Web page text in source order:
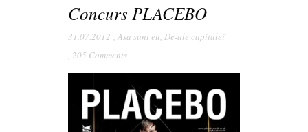
Concurs PLACEBO
31.07.2012 Asa sunt eu De-ale capitalei
205 Comments